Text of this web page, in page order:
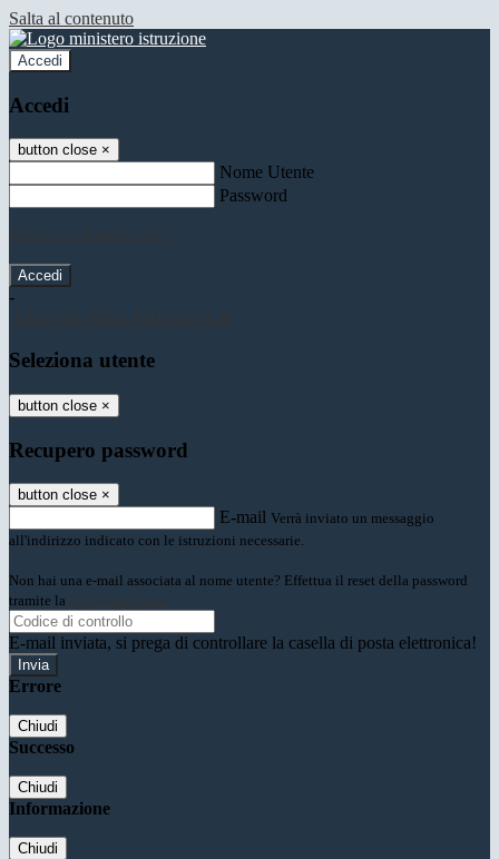
Salta al contenuto
Accedi
Accedi
button close ×
Nome Utente
Password
-
Seleziona utente
button close ×
Recupero password
button close ×
E-mail Verrà inviato un messaggio
all'indirizzo indicato con le istruzioni necessarie.
Non hai una e-mail associata al nome utente? Effettua il reset della password
tramite la
E-mail inviata, si prega di controllare la casella di posta elettronica!
Errore
Chiudi
Successo
Chiudi
Informazione
Chiudi